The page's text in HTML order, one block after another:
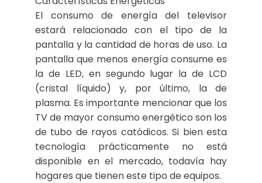
El consumo de energía del televisor
estará relacionado con el tipo de la
pantalla y la cantidad de horas de uso. La
pantalla que menos energía consume es
la de LED, en segundo lugar la de LCD
(cristal líquido) y, por último, la de
plasma. Es importante mencionar que los
TV de mayor consumo energético son los
de tubo de rayos catódicos. Si bien esta
tecnología prácticamente no está
disponible en el mercado, todavía hay
hogares que tienen este tipo de equipos.